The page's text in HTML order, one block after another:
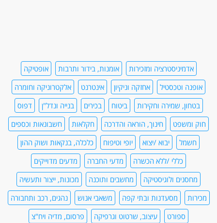
אדמיניסטרציה ומזכירות אומנות, בידור ותרבות
אופטיקה
אופנה וטכסטיל
אחזקה וניקיון אינטרנט
אלקטרוניקה וחומרה
בטחון, שמירה וחקירות
ביטוח בכירים בנייה ונדל"ן
דפוס
חוק ומשפט
חינוך, הוראה והדרכה חקלאות
חשבונאות וכספים
חשמל
יבוא /יצוא יופי וטיפוח
כלכלה, בנקאות ושוק ההון
כללי /ללא הכשרה
מדעי החברה
מדעים מדוייקים
מחסנים ולוגיסטיקה
מחשבים ותוכנה
מכונות, ייצור ותעשיה
מכירות
מסעדנות ובתי קפה משאבי אנוש
נהגים, רכב ותחבורה
ספורט
עיצוב, שרטוט וגרפיקה
פרסום, מדיה ויח"צ